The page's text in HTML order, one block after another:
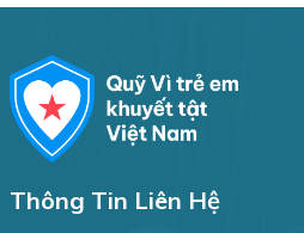
Thông Tin Liên Hệ